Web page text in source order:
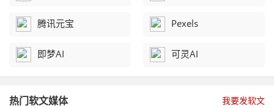
腾讯元宝 Pexels
即梦AI 可灵AI
热门软文媒体 我要发软文